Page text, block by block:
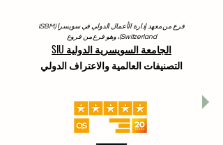
فرع من معهد إدارة الأعمال الدولي في سويسرا (ISBM
Switzerland)، وهو فرع من فروع
الجامعة السويسرية الدولية SIU
التصنيفات العالمية والاعتراف الدولي